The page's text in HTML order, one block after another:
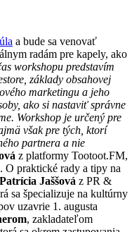
a bude sa venovať
radám pre kapely, ako
workshopu predstavím
základy obsahovej
marketingu a jeho
ako si nastaviť správne
Workshop je určený pre
však pre tých, ktorí
partnera a nie
z platformy Tootoot.FM,
praktické rady a tipy na
Patrícia Jaššová z PR &
sa špecializuje na kultúrny
uzavrie 1. augusta
, zakladateľom